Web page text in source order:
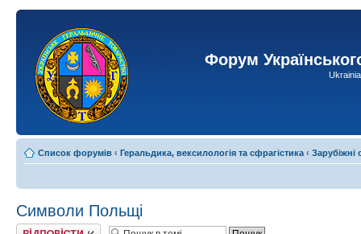
Форум
Список форумів ‹ Геральдика, вексилологія та сфрагістика ‹ Зарубіжні
Символи Польщі
Відповісти